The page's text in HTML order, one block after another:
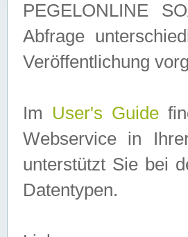
PEGELONLINE
Abfrage
Veröffentlichung
Im User's Guide
Webservice in
unterstützt Sie bei
Datentypen.